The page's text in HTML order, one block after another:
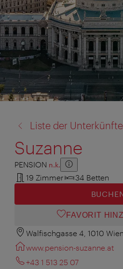
zu:
Liste der Unterkünfte
Suzanne
PENSION n.k.
Zusatzinformation
Zusatzinformation
19 Zimmer
34 Betten
FAVORIT
Walfischgasse 4, 1010 Wien
www.pension-suzanne.at
+43 1 513 25 07